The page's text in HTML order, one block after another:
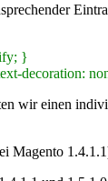
}
decoration:
wir einen
Magento